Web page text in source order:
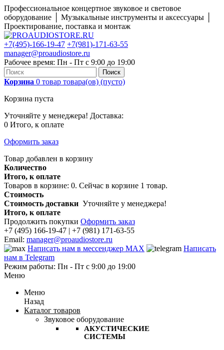
Профессиональное концертное звуковое и световое
оборудование │ Музыкальные инструменты и аксессуары │
Проектирование, поставка и монтаж
+7(495)-166-19-47 +7(981)-171-63-55
manager@proaudiostore.ru
Рабочее время: Пн - Пт с 9:00 до 19:00
Поиск
Корзина 0 товар товара(ов) (пусто)
Корзина пуста
Уточняйте у менеджера! Доставка:
0 Итого, к оплате
Оформить заказ
Товар добавлен в корзину
Количество
Итого, к оплате
Товаров в корзине: 0. Сейчас в корзине 1 товар.
Стоимость
Стоимость доставки Уточняйте у менеджера!
Итого, к оплате
Продолжить покупки Оформить заказ
+7 (495) 166-19-47 | +7 (981) 171-63-55
Email: manager@proaudiostore.ru
Написать нам в мессенджер MAX
Написать
нам в Telegram
Режим работы: Пн - Пт с 9:00 до 19:00
Меню
Меню
Назад
Каталог товаров
Звуковое оборудование
АКУСТИЧЕСКИЕ
СИСТЕМЫ